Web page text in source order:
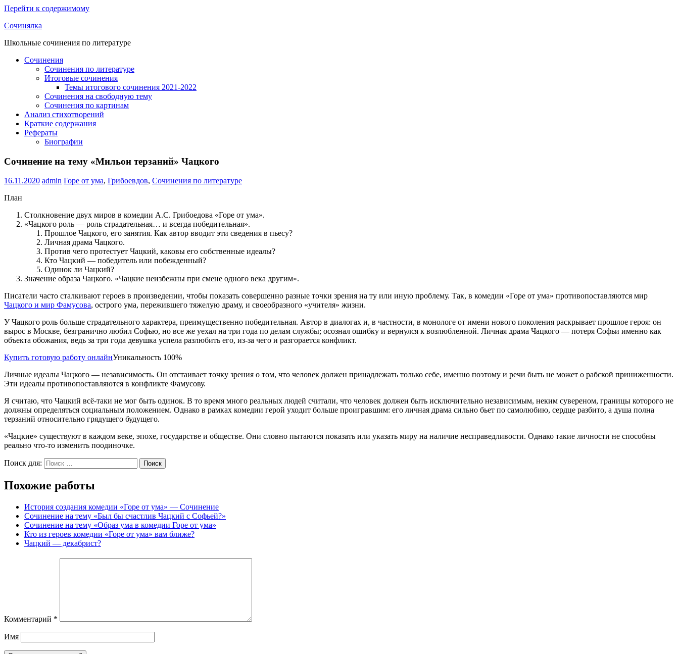
Перейти к содержимому
Сочинялка
Школьные сочинения по литературе
Сочинения
Сочинения по литературе
Итоговые сочинения
Темы итогового сочинения 2021-2022
Сочинения на свободную тему
Сочинения по картинам
Анализ стихотворений
Краткие содержания
Рефераты
Биографии
Сочинение на тему «Мильон терзаний» Чацкого
16.11.2020 admin Горе от ума, Грибоевдов, Сочинения по литературе
План
Столкновение двух миров в комедии А.С. Грибоедова «Горе от ума».
«Чацкого роль — роль страдательная… и всегда победительная».
Прошлое Чацкого, его занятия. Как автор вводит эти сведения в пьесу?
Личная драма Чацкого.
Против чего протестует Чацкий, каковы его собственные идеалы?
Кто Чацкий — победитель или побежденный?
Одинок ли Чацкий?
Значение образа Чацкого. «Чацкие неизбежны при смене одного века другим».
Писатели часто сталкивают героев в произведении, чтобы показать совершенно разные точки зрения на ту или иную проблему. Так, в комедии «Горе от ума» противопоставляются мир
Чацкого и мир Фамусова, острого ума, пережившего тяжелую драму, и своеобразного «учителя» жизни.
У Чацкого роль больше страдательного характера, преимущественно победительная. Автор в диалогах и, в частности, в монологе от имени нового поколения раскрывает прошлое героя: он
вырос в Москве, безгранично любил Софью, но все же уехал на три года по делам службы; осознал ошибку и вернулся к возлюбленной. Личная драма Чацкого — потеря Софьи именно как
объекта обожания, ведь за три года девушка успела разлюбить его, из-за чего и разгорается конфликт.
Купить готовую работу онлайнУникальность 100%
Личные идеалы Чацкого — независимость. Он отстаивает точку зрения о том, что человек должен принадлежать только себе, именно поэтому и речи быть не может о рабской приниженности.
Эти идеалы противопоставляются в конфликте Фамусову.
Я считаю, что Чацкий всё-таки не мог быть одинок. В то время много реальных людей считали, что человек должен быть исключительно независимым, неким сувереном, границы которого не
должны определяться социальным положением. Однако в рамках комедии герой уходит больше проигравшим: его личная драма сильно бьет по самолюбию, сердце разбито, а душа полна
терзаний относительно грядущего будущего.
«Чацкие» существуют в каждом веке, эпохе, государстве и обществе. Они словно пытаются показать или указать миру на наличие несправедливости. Однако такие личности не способны
реально что-то изменить поодиночке.
Поиск для: Поиск
Похожие работы
История создания комедии «Горе от ума» ― Сочинение
Сочинение на тему «Был бы счастлив Чацкий с Софьей?»
Сочинение на тему «Образ ума в комедии Горе от ума»
Кто из героев комедии «Горе от ума» вам ближе?
Чацкий — декабрист?
Комментарий *
Имя